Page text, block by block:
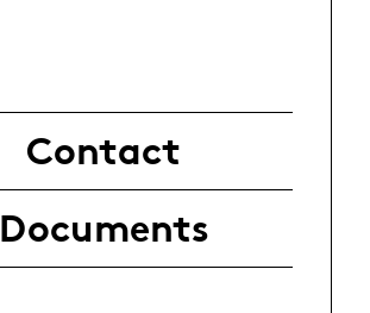
Contact
Documents